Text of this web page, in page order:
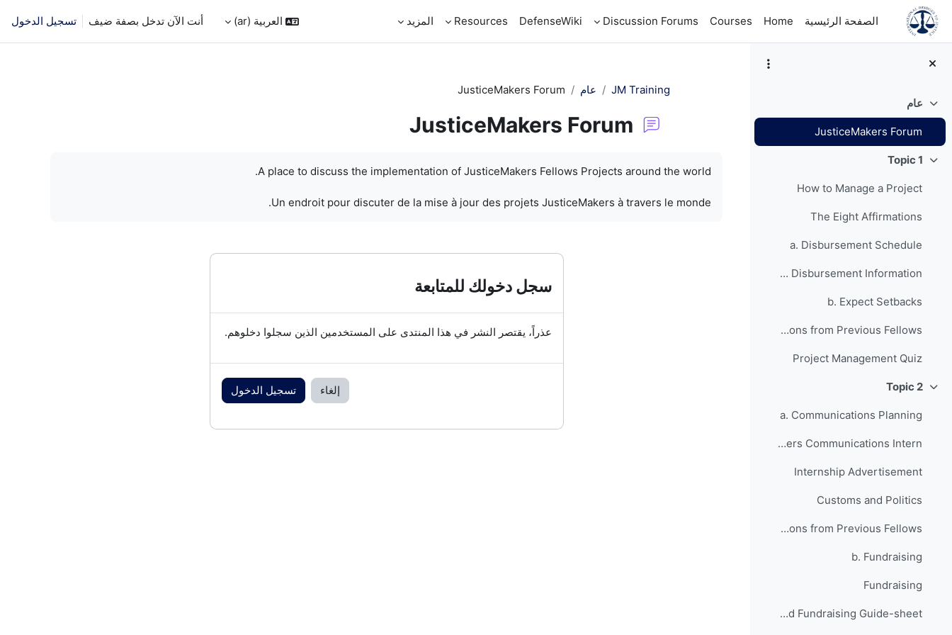
تخطى إلى المحتوى الرئيسي
الصفحة الرئيسية
Home
Courses
Discussion Forums
DefenseWiki
Resources المزيد العربية ‎(ar)‎ أنت الآن تدخل بصفة ضيف تسجيل الدخول
طيعام
JusticeMakers Forum
طيTopic 1
How to Manage a Project
The Eight Affirmations
a. Disbursement Schedule
Grant Disbursement Information
b. Expect Setbacks
Anticipating Setbacks - Lessons from Previous Fellows
Project Management Quiz
طيTopic 2
a. Communications Planning
Your JusticeMakers Communications Intern
Internship Advertisement
Customs and Politics
Raising Awareness for your Project - Lessons from Previous Fellows
b. Fundraising
Fundraising
Grant Writing and Fundraising Guide-sheet
JM Training عام JusticeMakers Forum
JusticeMakers Forum
A place to discuss the implementation of JusticeMakers Fellows Projects around the world.
Un endroit pour discuter de la mise à jour des projets JusticeMakers à travers le monde.
سجل دخولك للمتابعة
عذراً، يقتصر النشر في هذا المنتدى على المستخدمين الذين سجلوا دخلوهم.
إلغاء تسجيل الدخول